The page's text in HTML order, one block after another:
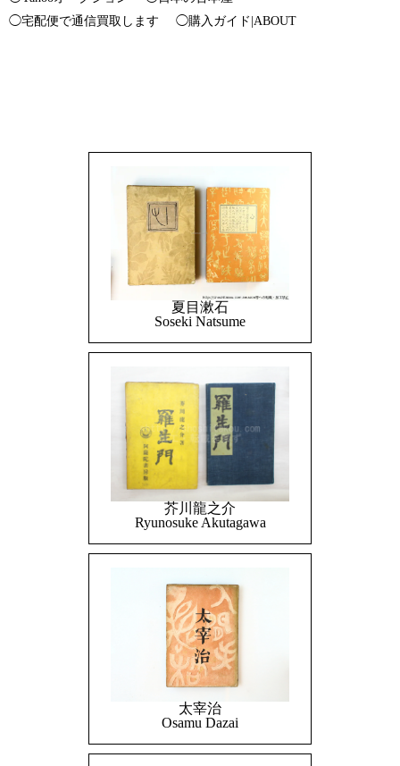
◯宅配便で通信買取します
◯購入ガイド|ABOUT
夏目漱石
Soseki Natsume
芥川龍之介
Ryunosuke Akutagawa
太宰治
Osamu Dazai